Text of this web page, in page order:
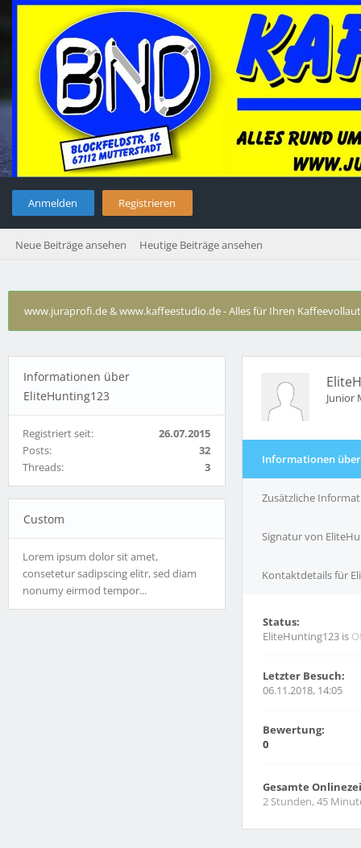
Anmelden Registrieren
Neue Beiträge ansehen Heutige Beiträge ansehen
www.juraprofi.de & www.kaffeestudio.de - Alles für Ihren
Informationen über
EliteHunting123
Registriert seit:
26.07.2015
Posts:
32
Threads:
3
Custom
Lorem ipsum dolor sit amet,
consetetur sadipscing elitr, sed diam
nonumy eirmod tempor...
Junior
Informationen
Zusätzliche
Signatur von
Kontaktdetails für
Status:
EliteHunting123 is
Letzter Besuch:
06.11.2018, 14:05
Bewertung:
0
Gesamte
2 Stunden, 45